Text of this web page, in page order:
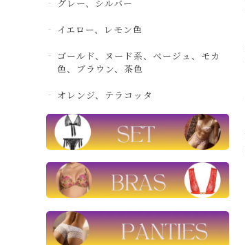
グレー、シルバー
イエロー、レモン色
ゴールド、ヌード系、ベージュ、モカ
色、ブラウン、茶色
オレンジ、テラコッタ